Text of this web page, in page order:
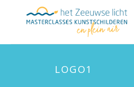
LOGO1